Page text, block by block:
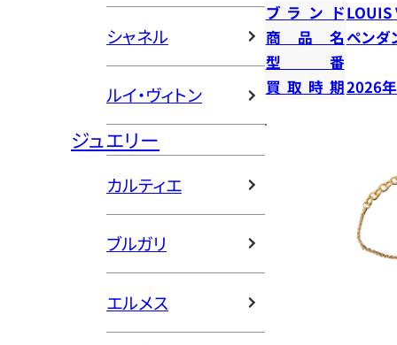
シャネル
ルイ・ヴィトン
ジュエリー
カルティエ
ブルガリ
エルメス
ブランドLOUIS
商品名ペンダ
型番
買取時期2026